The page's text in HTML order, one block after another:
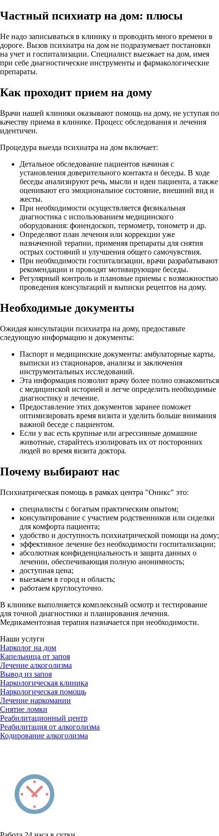
Частный психиатр на дом: плюсы
Не надо записываться в клинику и проводить много времени в
дороге. Вызов психиатра на дом не подразумевает постановки
на учет и госпитализации. Специалист выезжает на дом, имея
при себе диагностические инструменты и фармакологические
препараты.
Как проходит прием на дому
Врачи нашей клиники оказывают помощь на дому, не уступая по
качеству приема в клинике. Процесс обследования и лечения
идентичен.
Процедура выезда психиатра на дом включает:
Детальное обследование пациентов начиная с
установления доверительного контакта и беседы. В ходе
беседы анализируют речь, мысли и идеи пациента, а также
оценивают его эмоциональное состояние, внешний вид и
жесты.
При необходимости осуществляется физикальная
диагностика с использованием медицинского
оборудования: фонендоскоп, термометр, тонометр и др.
Определяют план лечения или коррекции уже
назначенной терапии, применяя препараты для снятия
острых состояний и улучшения общего самочувствия.
При необходимости госпитализации, врачи разрабатывают
рекомендации и проводят мотивирующие беседы.
Регулярный контроль и плановые приемы с возможностью
проведения консультаций и выписки рецептов на дому.
Необходимые документы
Ожидая консультации психиатра на дому, предоставьте
следующую информацию и документы:
Паспорт и медицинские документы: амбулаторные карты,
выписки из стационаров, анализы и заключения
инструментальных исследований.
Эта информация позволит врачу более полно ознакомиться
с медицинской историей и легче определить необходимые
диагностику и лечение.
Предоставление этих документов заранее поможет
оптимизировать время визита и уделить больше внимания
важной беседе с пациентом.
Если у вас есть крупные или агрессивные домашние
животные, старайтесь изолировать их от посторонних
людей во время визита доктора.
Почему выбирают нас
Психиатрическая помощь в рамках центра "Оникс" это:
специалисты с богатым практическим опытом;
консультирование с участием родственников или сиделки
для комфорта пациента;
удобство и доступность психиатрической помощи на дому;
эффективное лечение без необходимости госпитализации;
абсолютная конфиденциальность и защита данных о
лечении, обеспечивающая полную анонимность;
доступная цена;
выезжаем в город и область;
работаем круглосуточно.
В клинике выполняется комплексный осмотр и тестирование
для точной диагностики и планирования лечения.
Медикаментозная терапия назначается при необходимости.
Наши услуги
Нарколог на дом
Капельница от запоя
Лечение алкоголизма
Вывод из запоя
Наркологическая клиника
Наркологическая помощь
Лечение наркомании
Снятие ломки
Реабилитационный центр
Реабилитация от алкоголизма
Кодирование алкоголизма